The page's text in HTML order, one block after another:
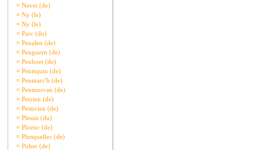
¤ Nevet (de)
¤ Ny (le)
¤ Ny (le)
¤ Parc (du)
¤ Penalen (de)
¤ Penguern (de)
¤ Penhoet (de)
¤ Penisquin (de)
¤ Penmarc'h (de)
¤ Penmorvan (de)
¤ Perrien (de)
¤ Pestivien (de)
¤ Plessis (du)
¤ Ploeuc (de)
¤ Plusquellec (de)
¤ Poher (de)